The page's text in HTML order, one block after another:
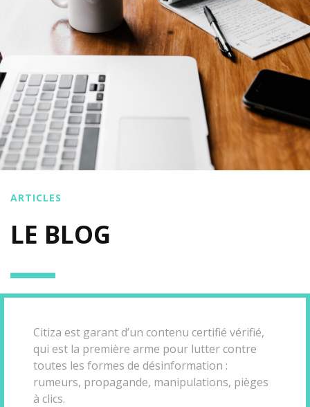
ARTICLES
LE BLOG
Citiza est garant d’un contenu certifié vérifié,
qui est la première arme pour lutter contre
toutes les formes de désinformation :
rumeurs, propagande, manipulations, pièges
à clics.